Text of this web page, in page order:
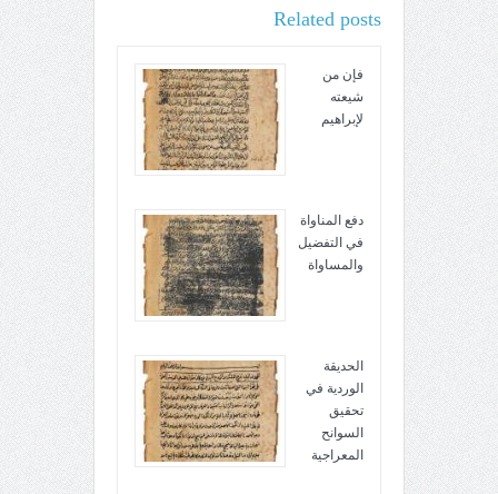
Related posts
فإن من
شيعته
لإبراهيم
دفع المناواة
في التفضيل
والمساواة
الحديقة
الوردية في
تحقيق
السوانح
المعراجية